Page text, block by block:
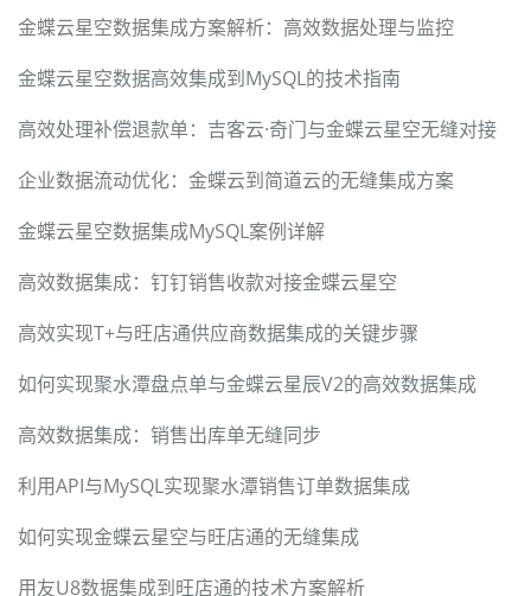
金蝶云星空数据集成方案解析：高效数据处理与监控
金蝶云星空数据高效集成到MySQL的技术指南
高效处理补偿退款单：吉客云·奇门与金蝶云星空无缝对接
企业数据流动优化：金蝶云到简道云的无缝集成方案
金蝶云星空数据集成MySQL案例详解
高效数据集成：钉钉销售收款对接金蝶云星空
高效实现T+与旺店通供应商数据集成的关键步骤
如何实现聚水潭盘点单与金蝶云星辰V2的高效数据集成
高效数据集成：销售出库单无缝同步
利用API与MySQL实现聚水潭销售订单数据集成
如何实现金蝶云星空与旺店通的无缝集成
用友U8数据集成到旺店通的技术方案解析